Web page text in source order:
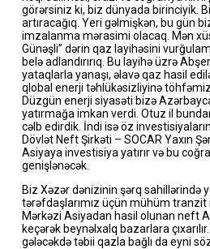
görərsiniz ki, biz dünyada birinciyik.
artıracağıq. Yeri gəlmişkən, bu gün
imzalanma mərasimi olacaq. Mən
Günəşli” dərin qaz layihəsini
belə adlandırırıq. Bu layihə üzrə
yataqlarla yanaşı, əlavə qaz hasil
qlobal enerji təhlükəsizliyinə
Düzgün enerji siyasəti bizə
yatırmağa imkan verdi. Otuz il
cəlb edirdik. İndi isə öz
Dövlət Neft Şirkəti – SOCAR Yaxın
Asiyaya investisiya yatırır və bu
genişlənəcək.
Biz Xəzər dənizinin şərq sahillərində
tərəfdaşlarımız üçün mühüm tranzit
Mərkəzi Asiyadan hasil olunan neft
keçərək beynəlxalq bazarlara
gələcəkdə təbii qazla bağlı da eyni